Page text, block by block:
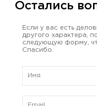
Остались
Если у вас есть
другого характера,
следующую форму,
Спасибо.